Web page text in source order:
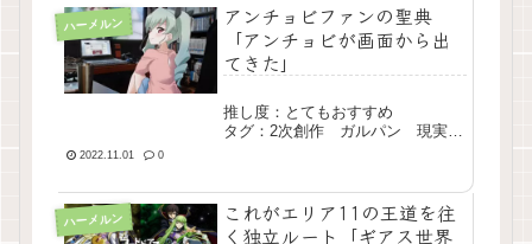
ハーメルン
アンチョビファンの聖典
「アンチョビが画面から出
てきた」
推し度：とてもおすすめ
タグ：2次創作 ガルパン 現実来
2022.11.01 0
ハーメルン
これがエリア11の王道を往
く独立ルート「ギアス世界